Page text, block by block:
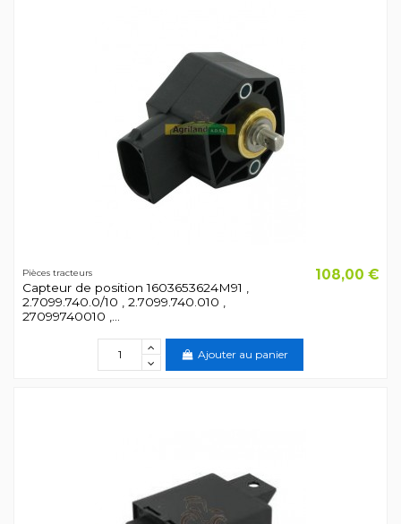
Pièces tracteurs
Capteur de position 1603653624M91 ,
2.7099.740.0/10 , 2.7099.740.010 ,
27099740010 ,...
108,00 €
Ajouter au panier